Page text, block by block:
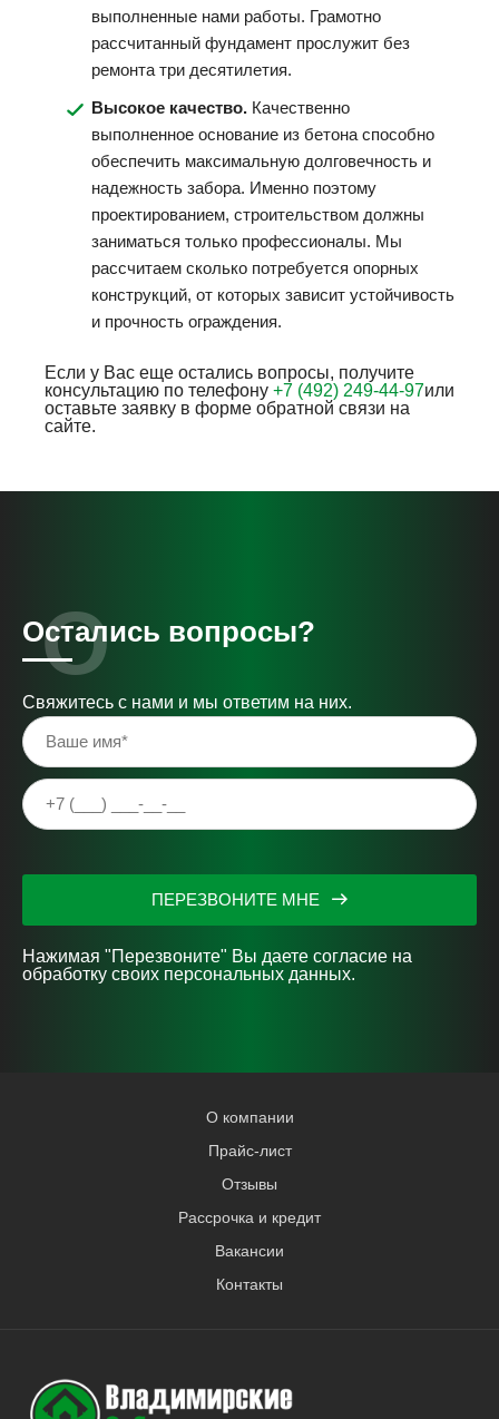
выполненные нами работы. Грамотно
рассчитанный фундамент прослужит без
ремонта три десятилетия.
Высокое качество. Качественно
выполненное основание из бетона способно
обеспечить максимальную долговечность и
надежность забора. Именно поэтому
проектированием, строительством должны
заниматься только профессионалы. Мы
рассчитаем сколько потребуется опорных
конструкций, от которых зависит устойчивость
и прочность ограждения.
Если у Вас еще остались вопросы, получите
консультацию по телефону +7 (492) 249-44-97или
оставьте заявку в форме обратной связи на
сайте.
Остались вопросы?
Свяжитесь с нами и мы ответим на них.
ПЕРЕЗВОНИТЕ МНЕ
Нажимая "Перезвоните" Вы даете согласие на
обработку своих персональных данных.
О компании
Прайс-лист
Отзывы
Рассрочка и кредит
Вакансии
Контакты